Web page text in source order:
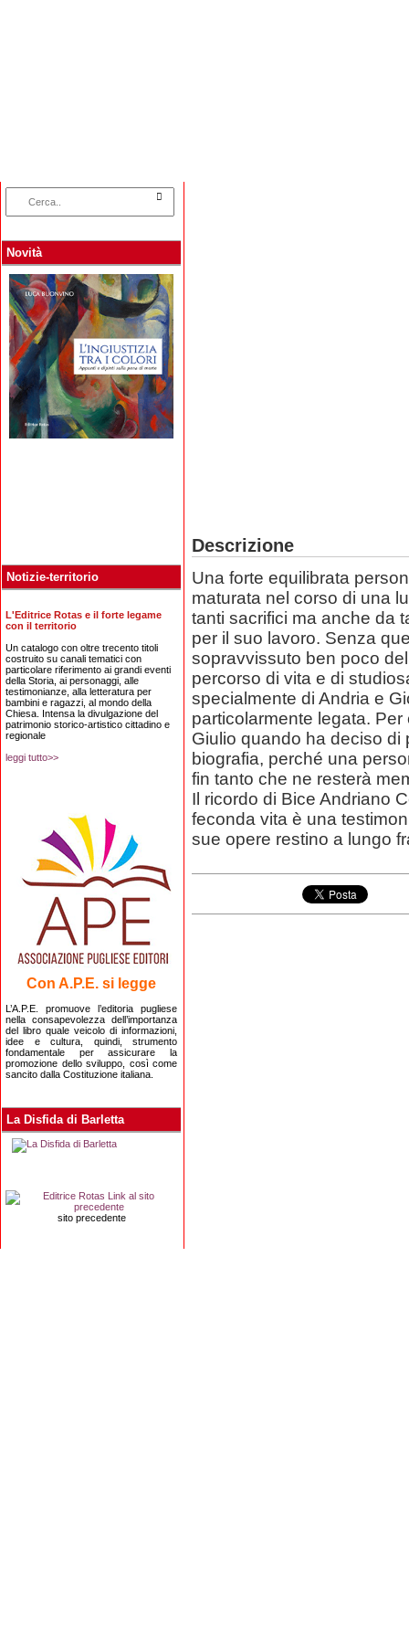
Novità
Notizie-territorio
L'Editrice Rotas e il forte legame
con il territorio
Un catalogo con oltre trecento titoli
costruito su canali tematici con
particolare riferimento ai grandi eventi
della Storia, ai personaggi, alle
testimonianze, alla letteratura per
bambini e ragazzi, al mondo della
Chiesa. Intensa la divulgazione del
patrimonio storico-artistico cittadino e
regionale
leggi tutto>>
Con A.P.E. si legge
L’A.P.E. promuove l’editoria pugliese
nella consapevolezza dell’importanza
del libro quale veicolo di informazioni,
idee e cultura, quindi, strumento
fondamentale per assicurare la
promozione dello sviluppo, così come
sancito dalla Costituzione italiana.
La Disfida di Barletta
sito precedente
Descrizione
Una forte equilibrata
maturata nel corso di una
tanti sacrifici ma anche da
per il suo lavoro. Senza
sopravvissuto ben poco
percorso di vita e di
specialmente di Andria e
particolarmente legata.
Giulio quando ha deciso di
biografia, perché una
fin tanto che ne resterà
Il ricordo di Bice Andriano
feconda vita è una
sue opere restino a lungo